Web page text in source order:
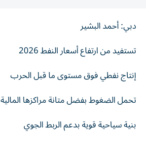
دبي: أحمد البشير
تستفيد من ارتفاع أسعار النفط 2026
إنتاج نفطي فوق مستوى ما قبل الحرب
تحمل الضغوط بفضل متانة مراكزها المالية
بنية سياحية قوية بدعم الربط الجوي